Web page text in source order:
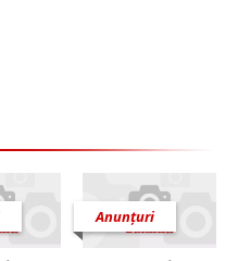
Anunțuri